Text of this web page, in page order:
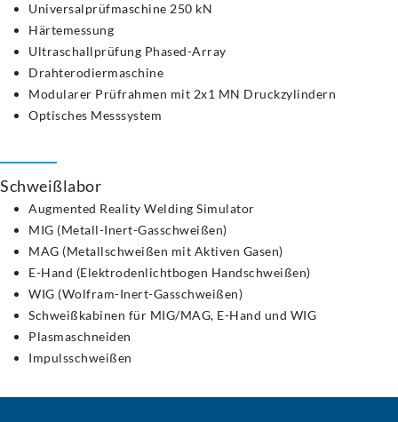
Universalprüfmaschine 250 kN
Härtemessung
Ultraschallprüfung Phased-Array
Drahterodiermaschine
Modularer Prüfrahmen mit 2x1 MN Druckzylindern
Optisches Messsystem
Schweißlabor
Augmented Reality Welding Simulator
MIG (Metall-Inert-Gasschweißen)
MAG (Metallschweißen mit Aktiven Gasen)
E-Hand (Elektrodenlichtbogen Handschweißen)
WIG (Wolfram-Inert-Gasschweißen)
Schweißkabinen für MIG/MAG, E-Hand und WIG
Plasmaschneiden
Impulsschweißen